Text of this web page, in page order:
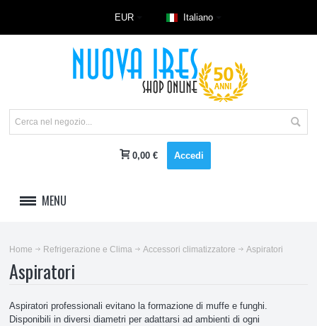
EUR Italiano
0,00 € Accedi
MENU
REFRIGERAZIONE E CLIMA
Accessori climatizzatore
Home Refrigerazione e Clima Accessori climatizzatore Aspiratori
Aspiratori
Aspiratori professionali evitano la formazione di muffe e funghi.
Disponibili in diversi diametri per adattarsi ad ambienti di ogni